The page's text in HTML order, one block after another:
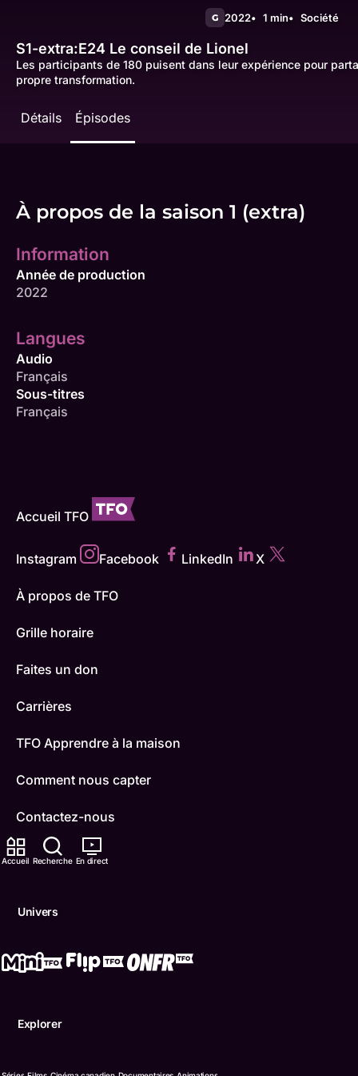
Accueil Recherche En direct
Univers
Explorer
G 2022 1 min Société
S1-extra:E24 Le conseil de Lionel
Les participants de 180 puisent dans leur expérience pour
propre transformation.
Détails Épisodes
À propos de la saison 1 (extra)
Information
Année de production
2022
Langues
Audio
Français
Sous-titres
Français
Accueil TFO
Instagram Facebook LinkedIn X
À propos de TFO
Grille horaire
Faites un don
Carrières
TFO Apprendre à la maison
Comment nous capter
Contactez-nous
ONFR
Conditions d'utilisation